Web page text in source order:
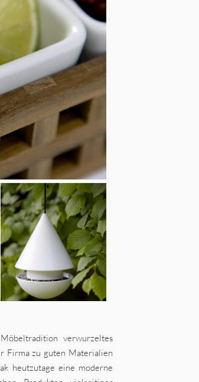
verwurzeltes
Firma zu guten Materialien
heutzutage eine moderne